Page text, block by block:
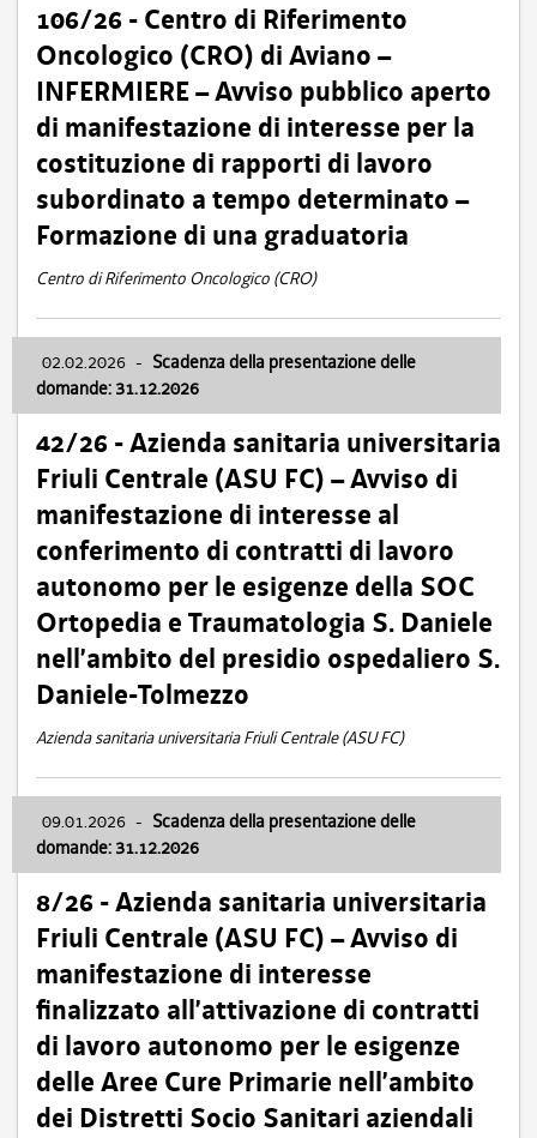
106/26 - Centro di Riferimento
Oncologico (CRO) di Aviano –
INFERMIERE – Avviso pubblico aperto
di manifestazione di interesse per la
costituzione di rapporti di lavoro
subordinato a tempo determinato –
Formazione di una graduatoria
Centro di Riferimento Oncologico (CRO)
02.02.2026 - Scadenza della presentazione delle
domande: 31.12.2026
42/26 - Azienda sanitaria universitaria
Friuli Centrale (ASU FC) – Avviso di
manifestazione di interesse al
conferimento di contratti di lavoro
autonomo per le esigenze della SOC
Ortopedia e Traumatologia S. Daniele
nell’ambito del presidio ospedaliero S.
Daniele-Tolmezzo
Azienda sanitaria universitaria Friuli Centrale (ASU FC)
09.01.2026 - Scadenza della presentazione delle
domande: 31.12.2026
8/26 - Azienda sanitaria universitaria
Friuli Centrale (ASU FC) – Avviso di
manifestazione di interesse
finalizzato all’attivazione di contratti
di lavoro autonomo per le esigenze
delle Aree Cure Primarie nell’ambito
dei Distretti Socio Sanitari aziendali